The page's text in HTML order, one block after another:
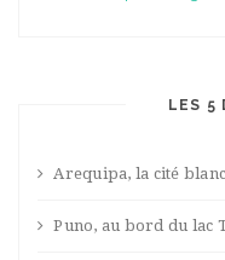
LES 5
Arequipa, la cité
Puno, au bord du lac